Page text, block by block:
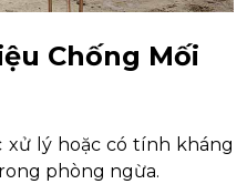
Chống Mối
xử lý hoặc có tính kháng
phòng ngừa.